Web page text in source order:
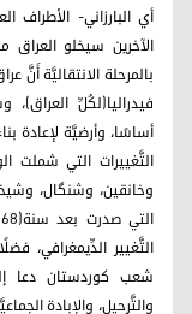
أي البارزاني-
الآخرين سيخلو
بالمرحلة الانتقاليَّة أَنَّ
فيدراليا(لكُلِّ
أساسًا، وأرضيَّة لإعادة
التَّغييرات التي شملت
وخانقين، وشنگال،
التَّغيير الدِّيمغرافي،
شعب كوردستان دعا
والتَّرحيل، والإبادة